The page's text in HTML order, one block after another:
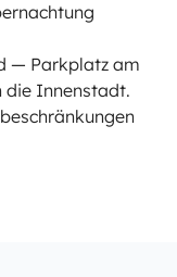
— Parkplatz am
die Innenstadt.